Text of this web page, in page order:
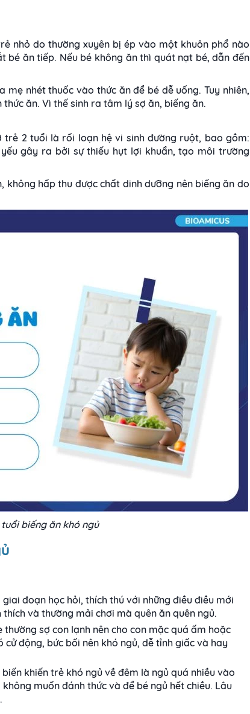
nhỏ do thường xuyên bị ép vào một khuôn phổ nào
bé ăn tiếp. Nếu bé không ăn thì quát nạt bé, dẫn đến
nhét thuốc vào thức ăn để bé dễ uống. Tuy nhiên,
ăn. Vì thế sinh ra tâm lý sợ ăn, biếng ăn.
trẻ 2 tuổi là rối loạn hệ vi sinh đường ruột, bao gồm:
gây ra bởi sự thiếu hụt lợi khuẩn, tạo môi trường
hấp thu được chất dinh dưỡng nên biếng ăn do
biếng ăn khó ngủ
đoạn học hỏi, thích thú với những điều điều mới
và thường mải chơi mà quên ăn quên ngủ.
thường sợ con lạnh nên cho con mặc quá ấm hoặc
động, bức bối nên khó ngủ, dễ tỉnh giấc và hay
khiến trẻ khó ngủ về đêm là ngủ quá nhiều vào
muốn đánh thức và để bé ngủ hết chiều. Lâu